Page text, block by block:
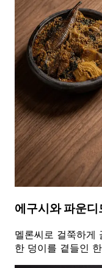
에구시와 파운디
멜론씨로 걸쭉하게
한 덩이를 곁들인